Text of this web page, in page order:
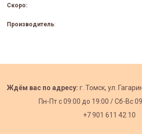
Скоро:
Производитель:
Ждём вас по адресу: г. Томск, ул.
Пн-Пт с09:00 до 19:00 /Сб-Вс
+7 901 611 42 10